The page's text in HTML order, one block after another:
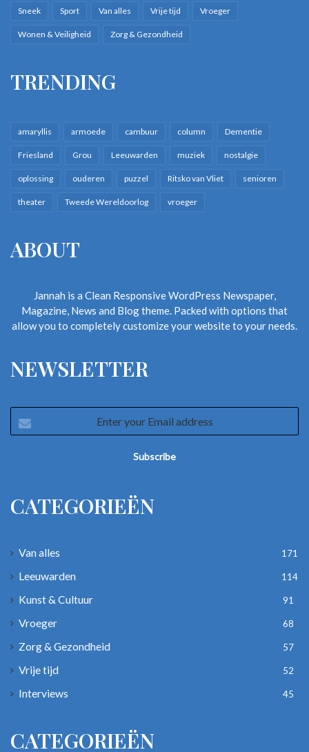
Sneek Sport Van alles Vrije tijd Vroeger
Wonen & Veiligheid Zorg & Gezondheid
TRENDING
amaryllis armoede cambuur column Dementie
Friesland Grou Leeuwarden muziek nostalgie
oplossing ouderen puzzel Ritsko van Vliet senioren
theater Tweede Wereldoorlog vroeger
ABOUT
Jannah is a Clean Responsive WordPress Newspaper,
Magazine, News and Blog theme. Packed with options that
allow you to completely customize your website to your needs.
NEWSLETTER
your
CATEGORIEËN
Van alles 171
Leeuwarden 114
Kunst & Cultuur 91
Vroeger 68
Zorg & Gezondheid 57
Vrije tijd 52
Interviews 45
CATEGORIEËN